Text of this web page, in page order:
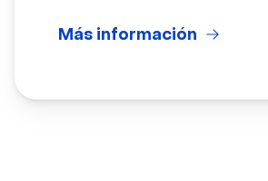
Más información
Controles de cabina